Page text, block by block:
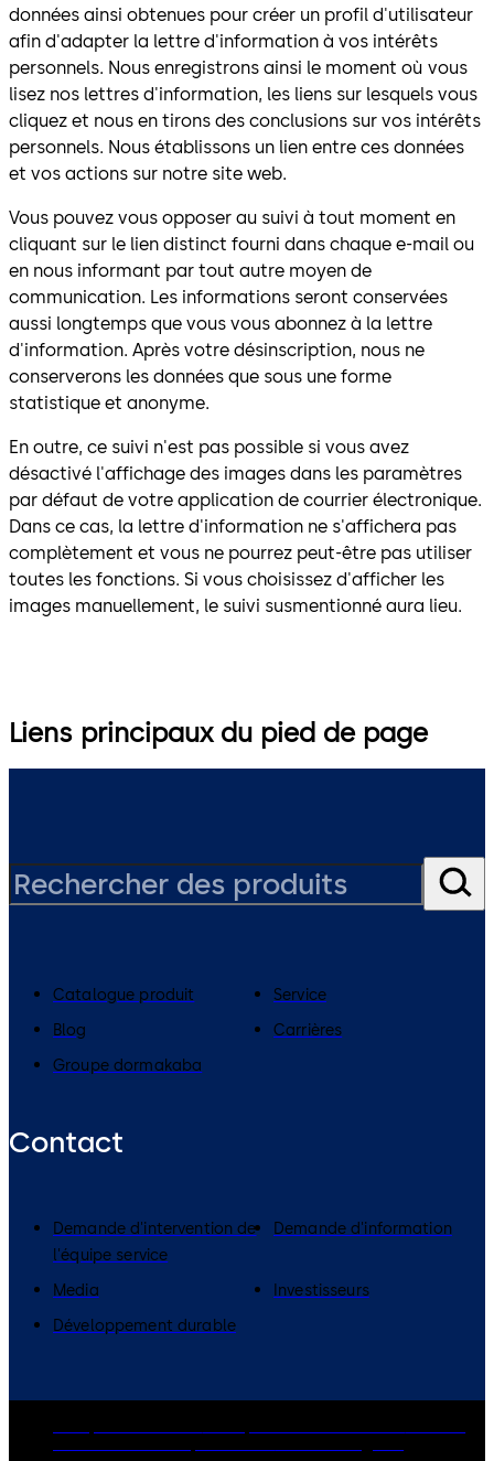
données ainsi obtenues pour créer un profil d'utilisateur
afin d'adapter la lettre d'information à vos intérêts
personnels. Nous enregistrons ainsi le moment où vous
lisez nos lettres d'information, les liens sur lesquels vous
cliquez et nous en tirons des conclusions sur vos intérêts
personnels. Nous établissons un lien entre ces données
et vos actions sur notre site web.
Vous pouvez vous opposer au suivi à tout moment en
cliquant sur le lien distinct fourni dans chaque e-mail ou
en nous informant par tout autre moyen de
communication. Les informations seront conservées
aussi longtemps que vous vous abonnez à la lettre
d'information. Après votre désinscription, nous ne
conserverons les données que sous une forme
statistique et anonyme.
En outre, ce suivi n'est pas possible si vous avez
désactivé l'affichage des images dans les paramètres
par défaut de votre application de courrier électronique.
Dans ce cas, la lettre d'information ne s'affichera pas
complètement et vous ne pourrez peut-être pas utiliser
toutes les fonctions. Si vous choisissez d'afficher les
images manuellement, le suivi susmentionné aura lieu.
Liens principaux du pied de page
Catalogue produit
Service
Blog
Carrières
Groupe dormakaba
Contact
Demande d'intervention de
l'équipe service
Demande d'information
Media
Investisseurs
Développement durable